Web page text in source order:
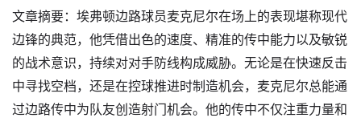
文章摘要：埃弗顿边路球员麦克尼尔在场上的表现堪称现代
边锋的典范，他凭借出色的速度、精准的传中能力以及敏锐
的战术意识，持续对对手防线构成威胁。无论是在快速反击
中寻找空档，还是在控球推进时制造机会，麦克尼尔总能通
过边路传中为队友创造射门机会。他的传中不仅注重力量和